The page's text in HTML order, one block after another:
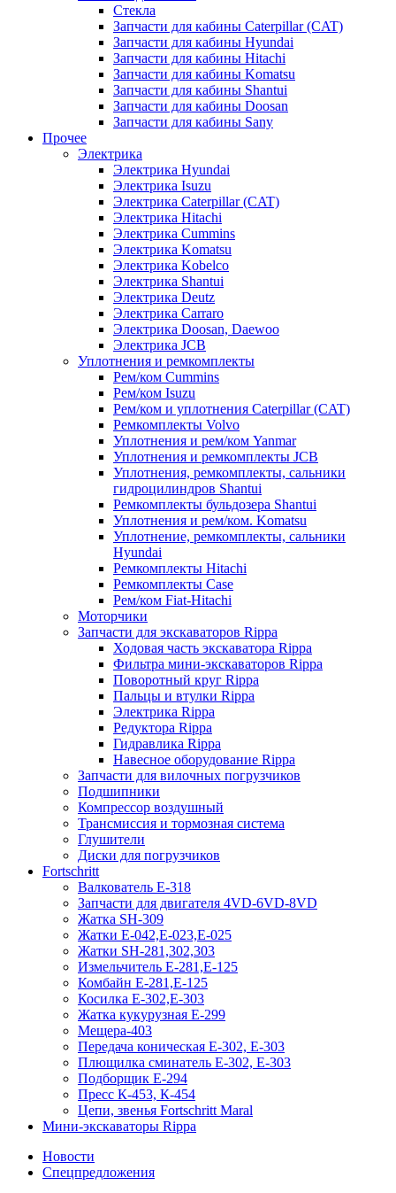
Стекла
Запчасти для кабины Caterpillar (CAT)
Запчасти для кабины Hyundai
Запчасти для кабины Hitachi
Запчасти для кабины Komatsu
Запчасти для кабины Shantui
Запчасти для кабины Doosan
Запчасти для кабины Sany
Прочее
Электрика
Электрика Hyundai
Электрика Isuzu
Электрика Caterpillar (CAT)
Электрика Hitachi
Электрика Cummins
Электрика Komatsu
Электрика Kobelco
Электрика Shantui
Электрика Deutz
Электрика Carraro
Электрика Doosan, Daewoo
Электрика JCB
Уплотнения и ремкомплекты
Рем/ком Cummins
Рем/ком Isuzu
Рем/ком и уплотнения Caterpillar (CAT)
Ремкомплекты Volvo
Уплотнения и рем/ком Yanmar
Уплотнения и ремкомплекты JCB
Уплотнения, ремкомплекты, сальники
гидроцилиндров Shantui
Ремкомплекты бульдозера Shantui
Уплотнения и рем/ком. Komatsu
Уплотнение, ремкомплекты, сальники
Hyundai
Ремкомплекты Hitachi
Ремкомплекты Case
Рем/ком Fiat-Hitachi
Моторчики
Запчасти для экскаваторов Rippa
Ходовая часть экскаватора Rippa
Фильтра мини-экскаваторов Rippa
Поворотный круг Rippa
Пальцы и втулки Rippa
Электрика Rippa
Редуктора Rippa
Гидравлика Rippa
Навесное оборудование Rippa
Запчасти для вилочных погрузчиков
Подшипники
Компрессор воздушный
Трансмиссия и тормозная система
Глушители
Диски для погрузчиков
Fortschritt
Валкователь Е-318
Запчасти для двигателя 4VD-6VD-8VD
Жатка SH-309
Жатки Е-042,Е-023,Е-025
Жатки SH-281,302,303
Измельчитель Е-281,Е-125
Комбайн Е-281,Е-125
Косилка Е-302,Е-303
Жатка кукурузная Е-299
Мещера-403
Передача коническая Е-302, Е-303
Плющилка сминатель Е-302, Е-303
Подборщик Е-294
Пресс К-453, К-454
Цепи, звенья Fortschritt Maral
Мини-экскаваторы Rippa
Новости
Спецпредложения